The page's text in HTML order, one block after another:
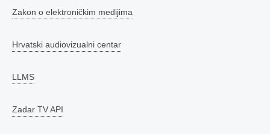
Zakon o elektroničkim medijima
Hrvatski audiovizualni centar
LLMS
Zadar TV API